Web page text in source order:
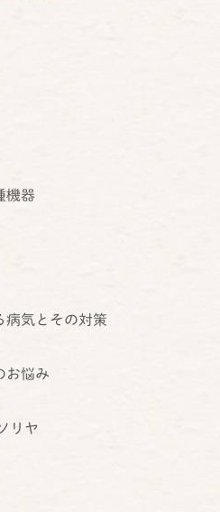
機器
病気とその対策
お悩み
リヤ